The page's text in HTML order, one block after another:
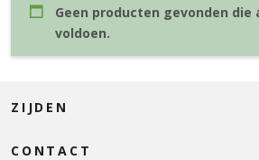
Geen producten gevonden die
voldoen.
ZIJDEN
CONTACT